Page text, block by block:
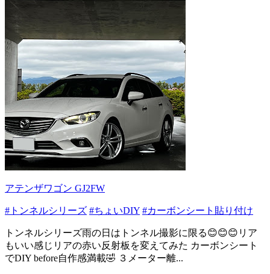
アテンザワゴン GJ2FW
#トンネルシリーズ #ちょいDIY #カーボンシート貼り付け
トンネルシリーズ雨の日はトンネル撮影に限る😊😊😊リア
もいい感じリアの赤い反射板を変えてみた カーボンシート
でDIY before自作感満載🤣 ３メーター離...